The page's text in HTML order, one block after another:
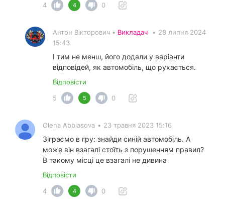
4
4 0
Антон Вікторович • Викладач • 28 липня 2024
15:43
І тим не менш, його додали у варіанти
відповідей, як автомобіль, що рухається.
Відповісти
5
5 0
Olena Abbiasova • 23 травня 2023 15:16
Зіграємо в гру: знайди синій автомобіль. А
може він взагалі стоїть з порушенням правил?
В такому місці це взагалі не дивина
Відповісти
4
4 0